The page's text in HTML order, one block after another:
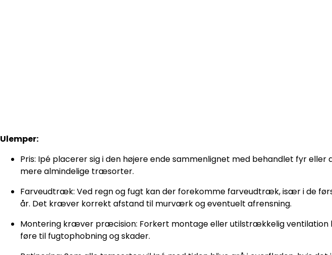
Ulemper:
Pris: Ipé placerer sig i den højere ende sammenlignet med behandlet fyr eller
mere almindelige træsorter.
Farveudtræk: Ved regn og fugt kan der forekomme farveudtræk, især i de
år. Det kræver korrekt afstand til murværk og eventuelt afrensning.
Montering kræver præcision: Forkert montage eller utilstrækkelig ventilation
føre til fugtophobning og skader.